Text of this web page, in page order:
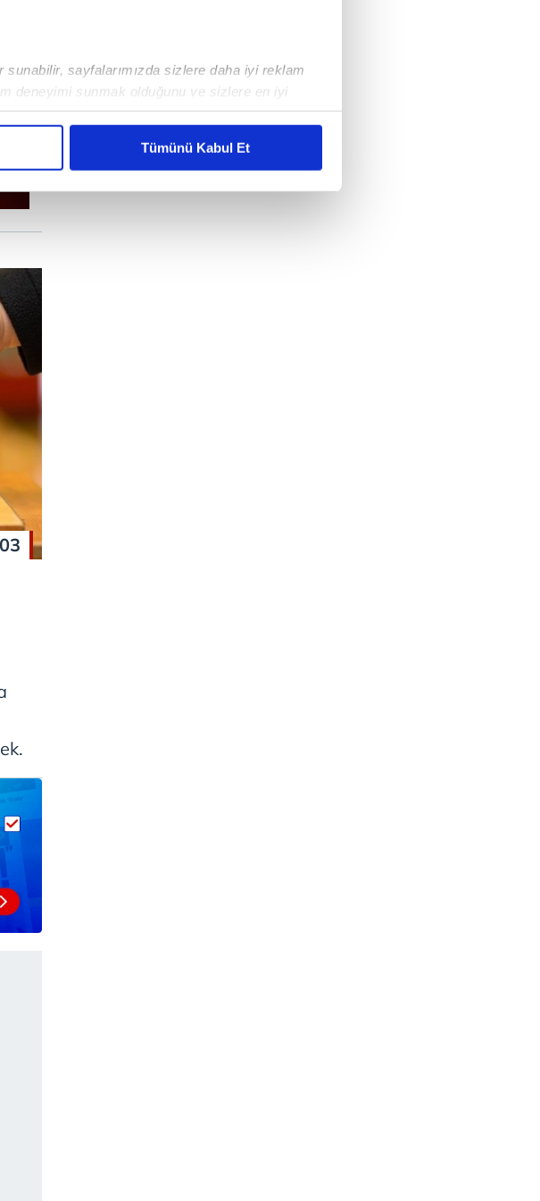
sayfalarımızda sizlere daha iyi reklam
deneyimi sunmak olduğunu ve sizlere en iyi
reklamların maliyetlerimizi karşılamak
dahilinde kullanılacaktır.
Çerezlere ilişkin detaylı bilgi için Ayarlar
Metnimizi okumak ve sitemizde ilgili
Tümünü Kabul Et
03